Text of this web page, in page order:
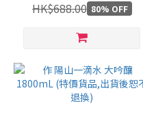
HK$688.00 80% OFF